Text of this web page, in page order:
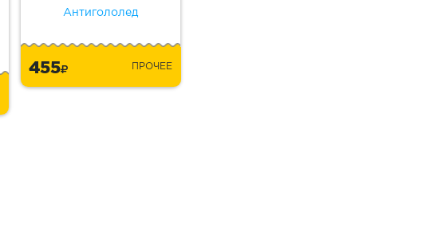
Антигололед
455 ПРОЧЕЕ